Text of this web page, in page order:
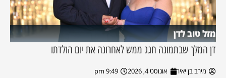
מזל טוב לדן
דן המלך שבתמונה חגג ממש לאחרונה את יום הולדתו
מירב בן יאיר אוגוסט 4, 2026 9:49 pm